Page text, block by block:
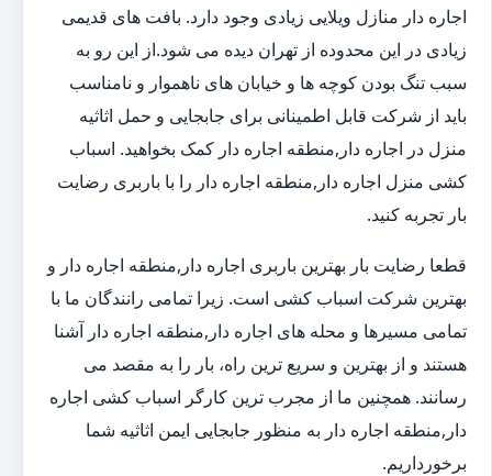
اجاره دار منازل ویلایی زیادی وجود دارد. بافت های قدیمی
زیادی در این محدوده از تهران دیده می شود.از این رو به
سبب تنگ بودن کوچه ها و خیابان های ناهموار و نامناسب
باید از شرکت قابل اطمینانی برای جابجایی و حمل اثاثیه
منزل در اجاره دار,منطقه اجاره دار کمک بخواهید. اسباب
کشی منزل اجاره دار,منطقه اجاره دار را با باربری رضایت
بار تجربه کنید.
قطعا رضایت بار بهترین باربری اجاره دار,منطقه اجاره دار و
بهترین شرکت اسباب کشی است. زیرا تمامی رانندگان ما با
تمامی مسیرها و محله های اجاره دار,منطقه اجاره دار آشنا
هستند و از بهترین و سریع ترین راه، بار را به مقصد می
رسانند. همچنین ما از مجرب ترین کارگر اسباب کشی اجاره
دار,منطقه اجاره دار به منظور جابجایی ایمن اثاثیه شما
برخورداریم.